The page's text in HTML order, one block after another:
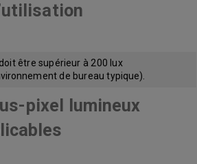
être supérieur à 200 lux
de bureau typique).
pixel lumineux